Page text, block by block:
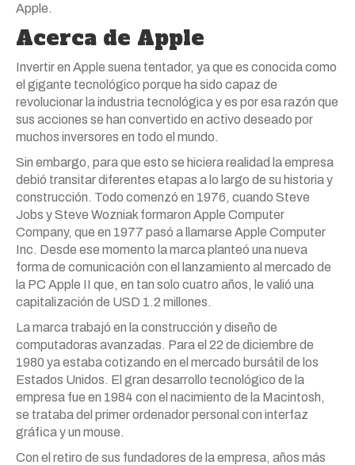
Apple.
Acerca de Apple
Invertir en Apple suena tentador, ya que es conocida como
el gigante tecnológico porque ha sido capaz de
revolucionar la industria tecnológica y es por esa razón que
sus acciones se han convertido en activo deseado por
muchos inversores en todo el mundo.
Sin embargo, para que esto se hiciera realidad la empresa
debió transitar diferentes etapas a lo largo de su historia y
construcción. Todo comenzó en 1976, cuando Steve
Jobs y Steve Wozniak formaron Apple Computer
Company, que en 1977 pasó a llamarse Apple Computer
Inc. Desde ese momento la marca planteó una nueva
forma de comunicación con el lanzamiento al mercado de
la PC Apple II que, en tan solo cuatro años, le valió una
capitalización de USD 1.2 millones.
La marca trabajó en la construcción y diseño de
computadoras avanzadas. Para el 22 de diciembre de
1980 ya estaba cotizando en el mercado bursátil de los
Estados Unidos. El gran desarrollo tecnológico de la
empresa fue en 1984 con el nacimiento de la Macintosh,
se trataba del primer ordenador personal con interfaz
gráfica y un mouse.
Con el retiro de sus fundadores de la empresa, años más